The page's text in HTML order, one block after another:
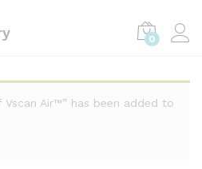
0
Air™” has been added to